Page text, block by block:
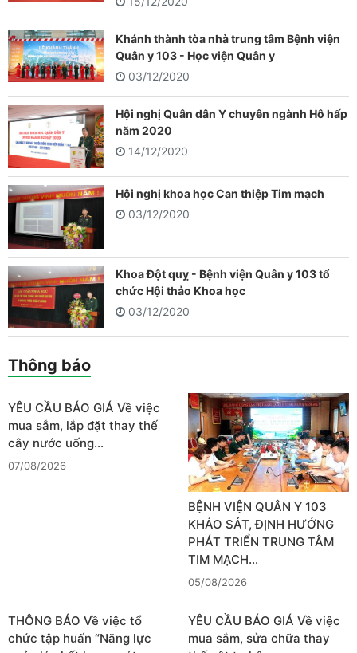
Khánh thành tòa nhà trung tâm Bệnh viện
Quân y 103 - Học viện Quân y
03/12/2020
Hội nghị Quân dân Y chuyên ngành Hô hấp
năm 2020
14/12/2020
Hội nghị khoa học Can thiệp Tim mạch
03/12/2020
Khoa Đột quỵ - Bệnh viện Quân y 103 tổ
chức Hội thảo Khoa học
03/12/2020
Thông báo
YÊU CẦU BÁO GIÁ Về việc
mua sắm, lắp đặt thay thế
cây nước uống…
07/08/2026
BỆNH VIỆN QUÂN Y 103
KHẢO SÁT, ĐỊNH HƯỚNG
PHÁT TRIỂN TRUNG TÂM
TIM MẠCH…
05/08/2026
THÔNG BÁO Về việc tổ
chức tập huấn “Năng lực
YÊU CẦU BÁO GIÁ Về việc
mua sắm, sửa chữa thay